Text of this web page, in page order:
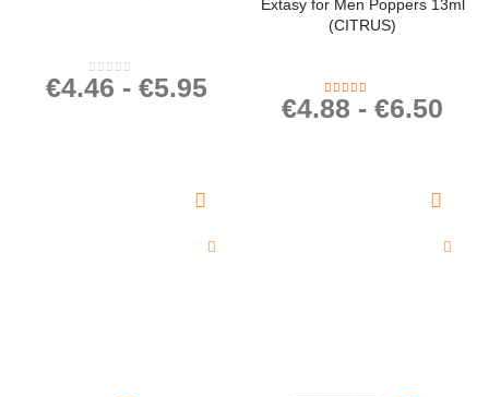
0 out of 5
€4.46 - €5.95
Extasy for Men Poppers 13ml
(CITRUS)
4.48 out of 5
€4.88 - €6.50